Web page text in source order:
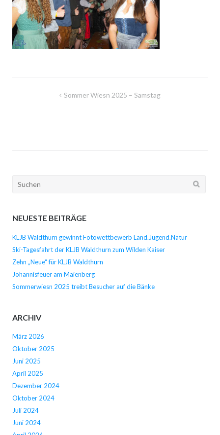
BeitragsnavigationSommer Wiesn 2025 – Samstag
Suchen
NEUESTE BEITRÄGE
KLJB Waldthurn gewinnt Fotowettbewerb Land.Jugend.Natur
Ski-Tagesfahrt der KLJB Waldthurn zum Wilden Kaiser
Zehn „Neue“ für KLJB Waldthurn
Johannisfeuer am Maienberg
Sommerwiesn 2025 treibt Besucher auf die Bänke
ARCHIV
März 2026
Oktober 2025
Juni 2025
April 2025
Dezember 2024
Oktober 2024
Juli 2024
Juni 2024